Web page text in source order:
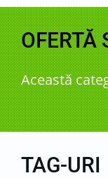
OFERTĂ
Această
TAG-URI